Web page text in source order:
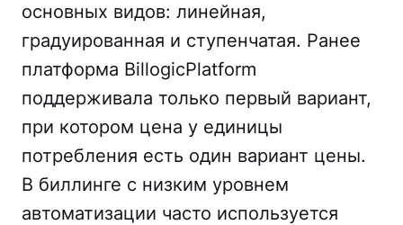
основных видов: линейная,
градуированная и ступенчатая. Ранее
платформа BillogicPlatform
поддерживала только первый вариант,
при котором цена у единицы
потребления есть один вариант цены.
В биллинге с низким уровнем
автоматизации часто используется